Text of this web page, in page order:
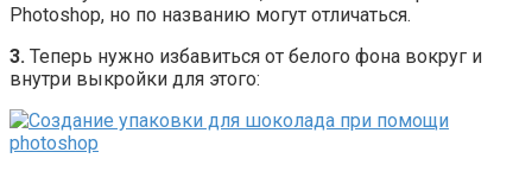
Photoshop, но по названию могут отличаться.
3. Теперь нужно избавиться от белого фона вокруг и
внутри выкройки для этого: